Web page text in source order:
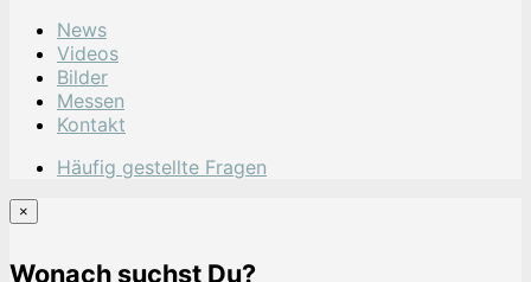
News
Videos
Bilder
Messen
Kontakt
Häufig gestellte Fragen
×
Wonach suchst Du?